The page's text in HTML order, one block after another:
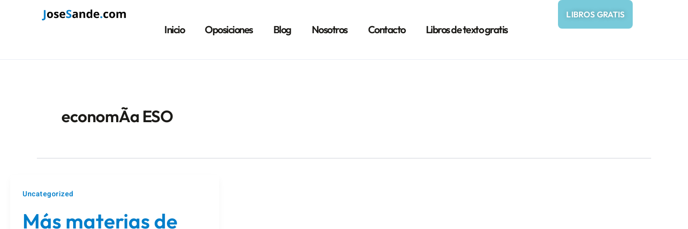
Inicio Oposiciones Blog Nosotros Contacto Libros de texto gratis
LIBROS GRATIS
economÃ­a ESO
Uncategorized
Más materias de